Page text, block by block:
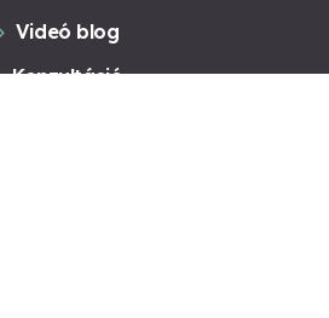
Videó blog
Konzultáció